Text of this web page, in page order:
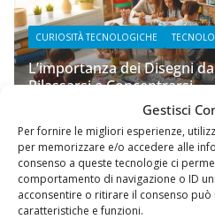
Gestisci
Per fornire le migliori esperienze,
per memorizzare e/o accedere alle
consenso a queste tecnologie ci
comportamento di navigazione o ID
acconsentire o ritirare il consenso
caratteristiche e funzioni.
WEB E COMUNICAZIONE
Prupix Studio
2 Novembre 2023